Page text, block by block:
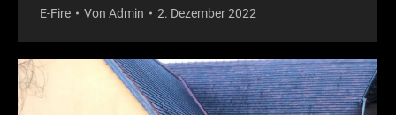
E-Fire Von Admin 2. Dezember 2022